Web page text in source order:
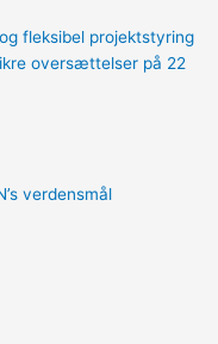
fleksibel projektstyring
oversættelser på 22
verdensmål